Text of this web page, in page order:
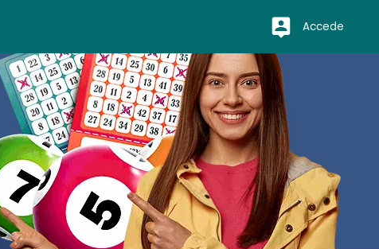
Accede